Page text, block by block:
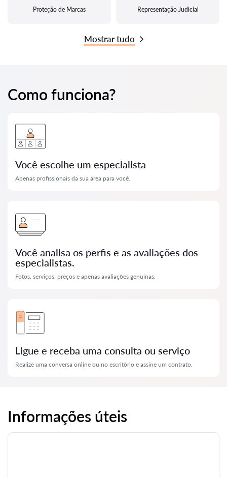
Proteção de Marcas Representação Judicial
Mostrar tudo
Como funciona?
Você escolhe um especialista
Apenas profissionais da sua área para você.
Você analisa os perfis e as avaliações dos
especialistas.
Fotos, serviços, preços e apenas avaliações genuínas.
Ligue e receba uma consulta ou serviço
Realize uma conversa online ou no escritório e assine um contrato.
Informações úteis